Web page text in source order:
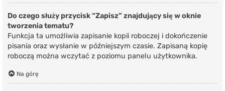
Do czego służy przycisk “Zapisz” znajdujący się w oknie
tworzenia tematu?
Funkcja ta umożliwia zapisanie kopii roboczej i dokończenie
pisania oraz wysłanie w późniejszym czasie. Zapisaną kopię
roboczą można wczytać z poziomu panelu użytkownika.
Na górę